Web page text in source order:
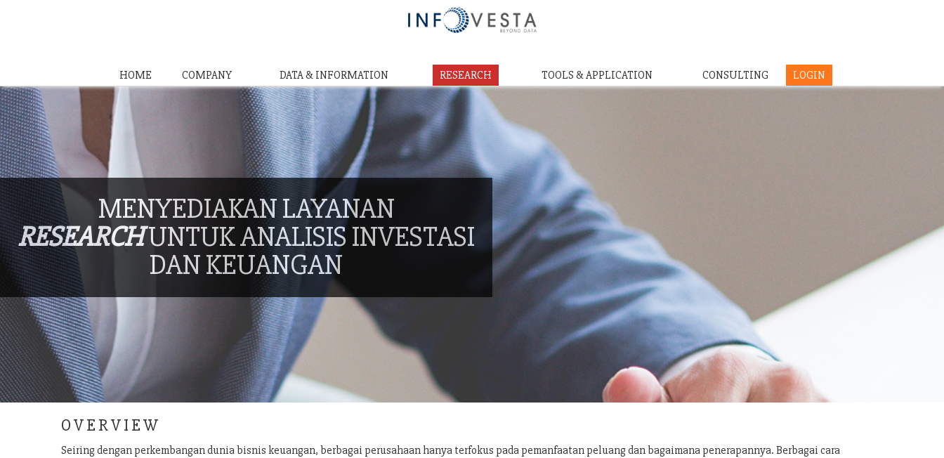
HOME COMPANY DATA & INFORMATION RESEARCH TOOLS & APPLICATION CONSULTING LOGIN
MENYEDIAKAN LAYANAN
RESEARCHUNTUK ANALISIS INVESTASI
DAN KEUANGAN
O V E R V I E W
Seiring dengan perkembangan dunia bisnis keuangan, berbagai perusahaan hanya terfokus pada pemanfaatan peluang dan bagaimana penerapannya. Berbagai cara